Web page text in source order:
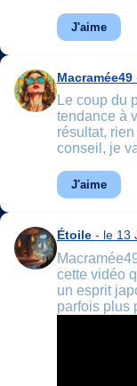
J'aime
Macramée49
Le coup du
tendance à
résultat,
conseil, je
J'aime
Étoile - le 13
cette vidéo
un esprit
parfois plus